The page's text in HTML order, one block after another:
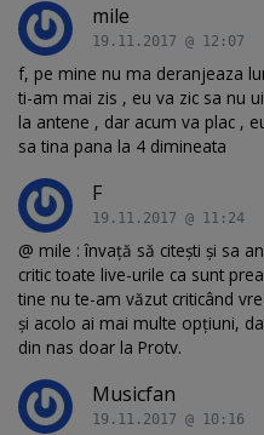
mile
19.11.2017 @ 12:07
f, pe mine nu ma deranjeaza
ti-am mai zis , eu va zic sa nu
la antene , dar acum va plac ,
sa tina pana la 4 dimineata
F
19.11.2017 @ 11:24
@ mile : învață să citești și sa
critic toate live-urile ca sunt
tine nu te-am văzut criticând
și acolo ai mai multe opțiuni,
din nas doar la Protv.
Musicfan
19.11.2017 @ 10:16